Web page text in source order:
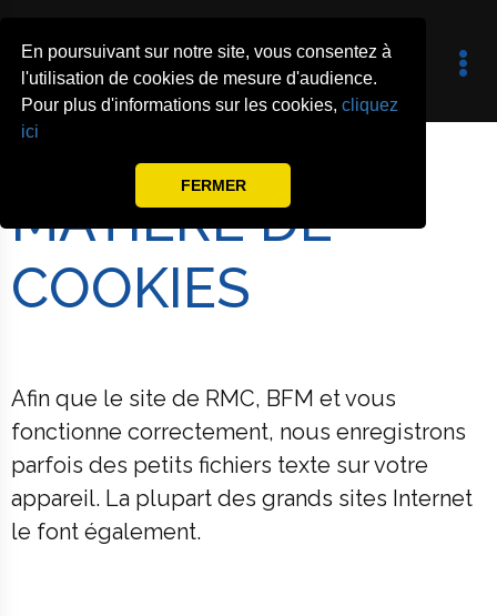
En poursuivant sur notre site, vous consentez à
l'utilisation de cookies de mesure d'audience.
Pour plus d'informations sur les cookies,cliquez
ici
FERMER
POLITIQUE EN
MATIERE DE
COOKIES
Afin que le site de RMC, BFM et vous
fonctionne correctement, nous enregistrons
parfois des petits fichiers texte sur votre
appareil. La plupart des grands sites Internet
le font également.